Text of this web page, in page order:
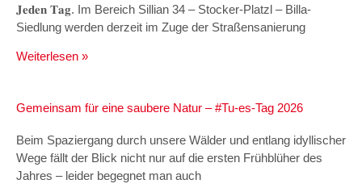
𝐉𝐞𝐝𝐞𝐧 𝐓𝐚𝐠. Im Bereich Sillian 34 – Stocker-Platzl – Billa-
Siedlung werden derzeit im Zuge der Straßensanierung
Weiterlesen »
Gemeinsam für eine saubere Natur – #Tu-es-Tag 2026
Beim Spaziergang durch unsere Wälder und entlang idyllischer
Wege fällt der Blick nicht nur auf die ersten Frühblüher des
Jahres – leider begegnet man auch